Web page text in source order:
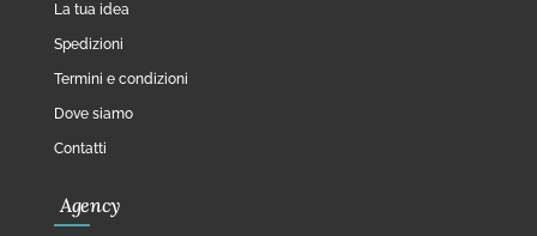
La tua idea
Spedizioni
Termini e condizioni
Dove siamo
Contatti
Agency